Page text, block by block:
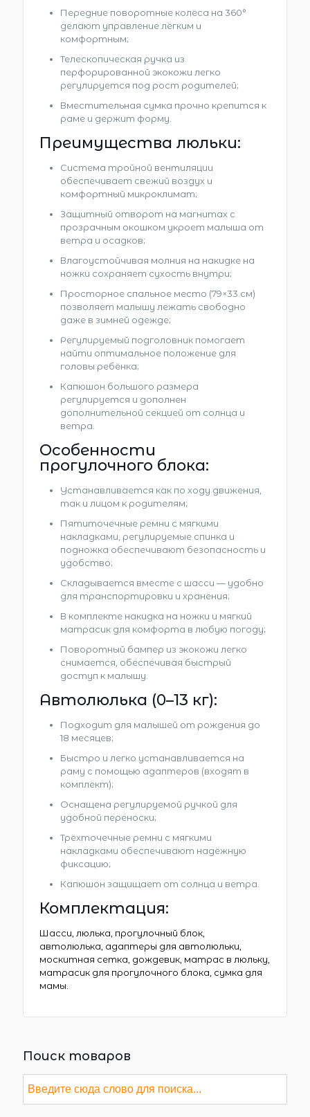
Передние поворотные колёса на 360°
делают управление лёгким и
комфортным;
Телескопическая ручка из
перфорированной экокожи легко
регулируется под рост родителей;
Вместительная сумка прочно крепится к
раме и держит форму.
Преимущества люльки:
Система тройной вентиляции
обеспечивает свежий воздух и
комфортный микроклимат;
Защитный отворот на магнитах с
прозрачным окошком укроет малыша от
ветра и осадков;
Влагоустойчивая молния на накидке на
ножки сохраняет сухость внутри;
Просторное спальное место (79×33 см)
позволяет малышу лежать свободно
даже в зимней одежде;
Регулируемый подголовник помогает
найти оптимальное положение для
головы ребёнка;
Капюшон большого размера
регулируется и дополнен
дополнительной секцией от солнца и
ветра.
Особенности
прогулочного блока:
Устанавливается как по ходу движения,
так и лицом к родителям;
Пятиточечные ремни с мягкими
накладками, регулируемые спинка и
подножка обеспечивают безопасность и
удобство;
Складывается вместе с шасси — удобно
для транспортировки и хранения;
В комплекте накидка на ножки и мягкий
матрасик для комфорта в любую погоду;
Поворотный бампер из экокожи легко
снимается, обеспечивая быстрый
доступ к малышу.
Автолюлька (0–13 кг):
Подходит для малышей от рождения до
18 месяцев;
Быстро и легко устанавливается на
раму с помощью адаптеров (входят в
комплект);
Оснащена регулируемой ручкой для
удобной переноски;
Трёхточечные ремни с мягкими
накладками обеспечивают надёжную
фиксацию;
Капюшон защищает от солнца и ветра.
Комплектация:
Шасси, люлька, прогулочный блок,
автолюлька, адаптеры для автолюльки,
москитная сетка, дождевик, матрас в люльку,
матрасик для прогулочного блока, сумка для
мамы.
Поиск товаров